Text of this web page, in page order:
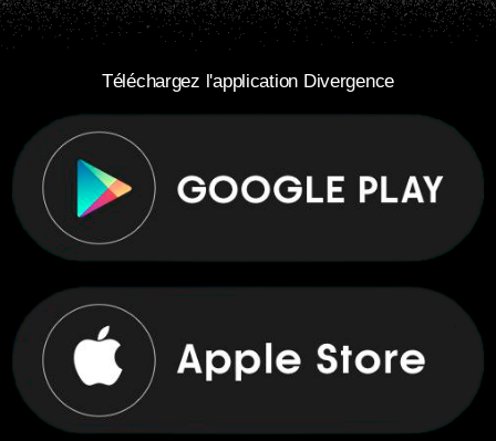
Téléchargez l'application Divergence